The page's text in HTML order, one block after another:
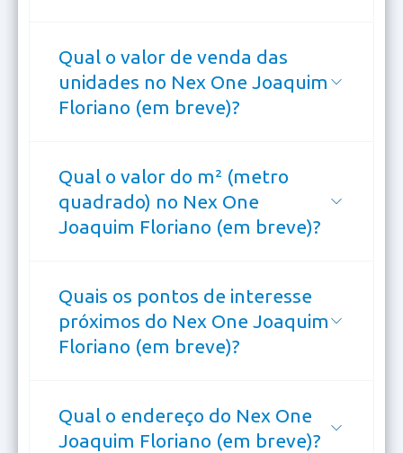
Qual o valor de venda das
unidades no Nex One Joaquim
Floriano (em breve)?
Qual o valor do m² (metro
quadrado) no Nex One
Joaquim Floriano (em breve)?
Quais os pontos de interesse
próximos do Nex One Joaquim
Floriano (em breve)?
Qual o endereço do Nex One
Joaquim Floriano (em breve)?